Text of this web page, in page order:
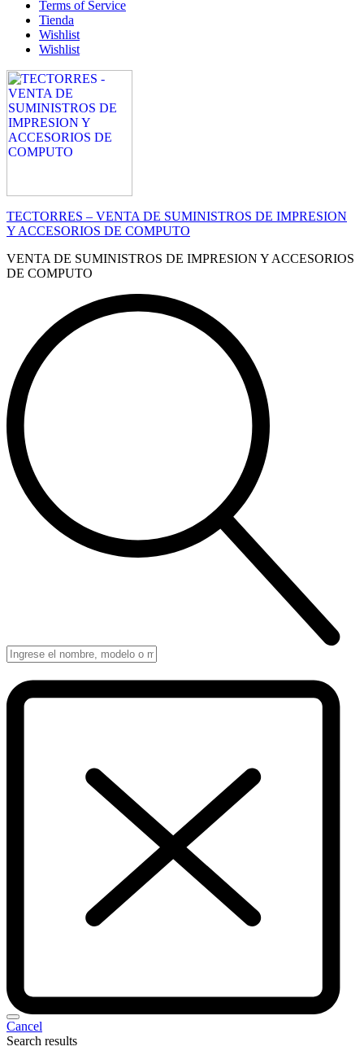
Terms of Service
Tienda
Wishlist
Wishlist
TECTORRES – VENTA DE SUMINISTROS DE IMPRESION
Y ACCESORIOS DE COMPUTO
VENTA DE SUMINISTROS DE IMPRESION Y ACCESORIOS
DE COMPUTO
Cancel
Search results